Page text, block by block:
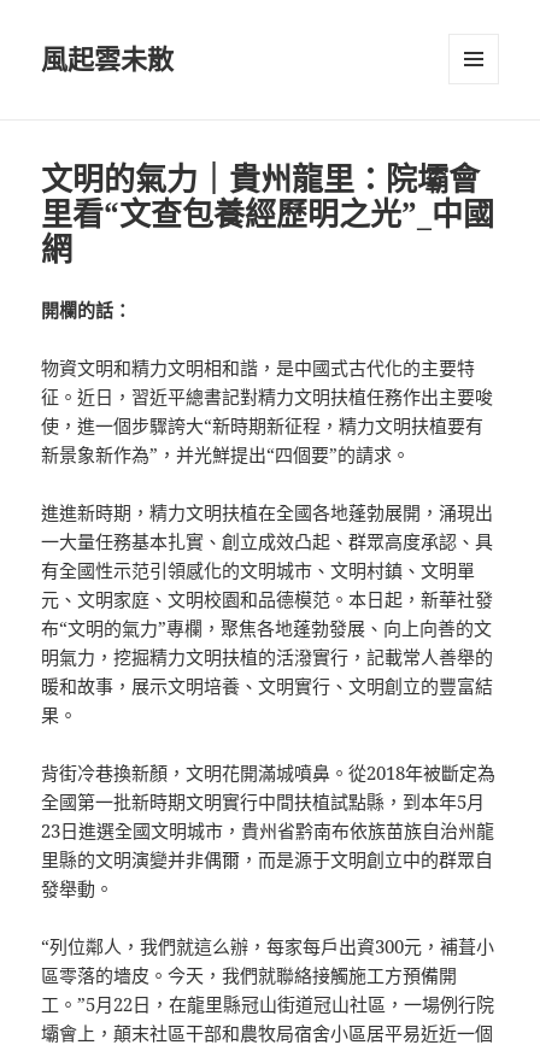
風起雲未散
文明的氣力｜貴州龍里：院壩會
里看“文查包養經歷明之光”_中國
網
開欄的話：
物資文明和精力文明相和諧，是中國式古代化的主要特
征。近日，習近平總書記對精力文明扶植任務作出主要唆
使，進一個步驟誇大“新時期新征程，精力文明扶植要有
新景象新作為”，并光鮮提出“四個要”的請求。
進進新時期，精力文明扶植在全國各地蓬勃展開，涌現出
一大量任務基本扎實、創立成效凸起、群眾高度承認、具
有全國性示范引領感化的文明城市、文明村鎮、文明單
元、文明家庭、文明校園和品德模范。本日起，新華社發
布“文明的氣力”專欄，聚焦各地蓬勃發展、向上向善的文
明氣力，挖掘精力文明扶植的活潑實行，記載常人善舉的
暖和故事，展示文明培養、文明實行、文明創立的豐富結
果。
背街冷巷換新顏，文明花開滿城噴鼻。從2018年被斷定為
全國第一批新時期文明實行中間扶植試點縣，到本年5月
23日進選全國文明城市，貴州省黔南布依族苗族自治州龍
里縣的文明演變并非偶爾，而是源于文明創立中的群眾自
發舉動。
“列位鄰人，我們就這么辦，每家每戶出資300元，補葺小
區零落的墻皮。今天，我們就聯絡接觸施工方預備開
工。”5月22日，在龍里縣冠山街道冠山社區，一場例行院
壩會上，顛末社區干部和農牧局宿舍小區居平易近近一個